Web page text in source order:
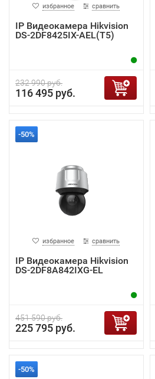
избранное сравнить
IP Видеокамера Hikvision
DS-2DF8425IX-AEL(T5)
232 990 руб.
116 495 руб.
-50%
избранное сравнить
IP Видеокамера Hikvision
DS-2DF8A842IXG-EL
451 590 руб.
225 795 руб.
-50%